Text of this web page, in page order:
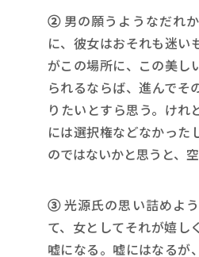
②男の願うようなだれ
に、彼女はおそれも迷い
がこの場所に、この美し
られるならば、進んでそ
りたいとすら思う。けれ
には選択権などなかった
のではないかと思うと、
③光源氏の思い詰めよ
て、女としてそれが嬉し
嘘になる。嘘にはなるが